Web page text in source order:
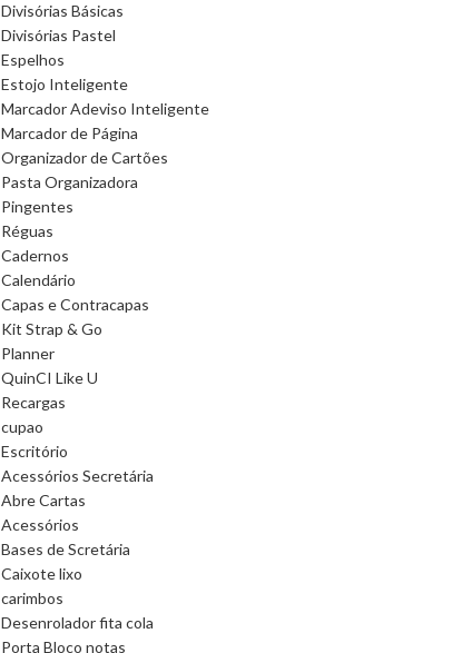
Divisórias Básicas
Divisórias Pastel
Espelhos
Estojo Inteligente
Marcador Adeviso Inteligente
Marcador de Página
Organizador de Cartões
Pasta Organizadora
Pingentes
Réguas
Cadernos
Calendário
Capas e Contracapas
Kit Strap & Go
Planner
QuinCI Like U
Recargas
cupao
Escritório
Acessórios Secretária
Abre Cartas
Acessórios
Bases de Scretária
Caixote lixo
carimbos
Desenrolador fita cola
Porta Bloco notas